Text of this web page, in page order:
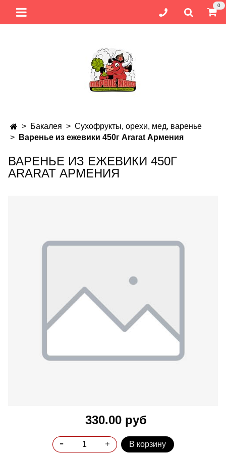
0
Бакалея
Сухофрукты, орехи, мед, варенье
Варенье из ежевики 450г Ararat Армения
ВАРЕНЬЕ ИЗ ЕЖЕВИКИ 450Г
ARARAT АРМЕНИЯ
330.00 руб
В корзину